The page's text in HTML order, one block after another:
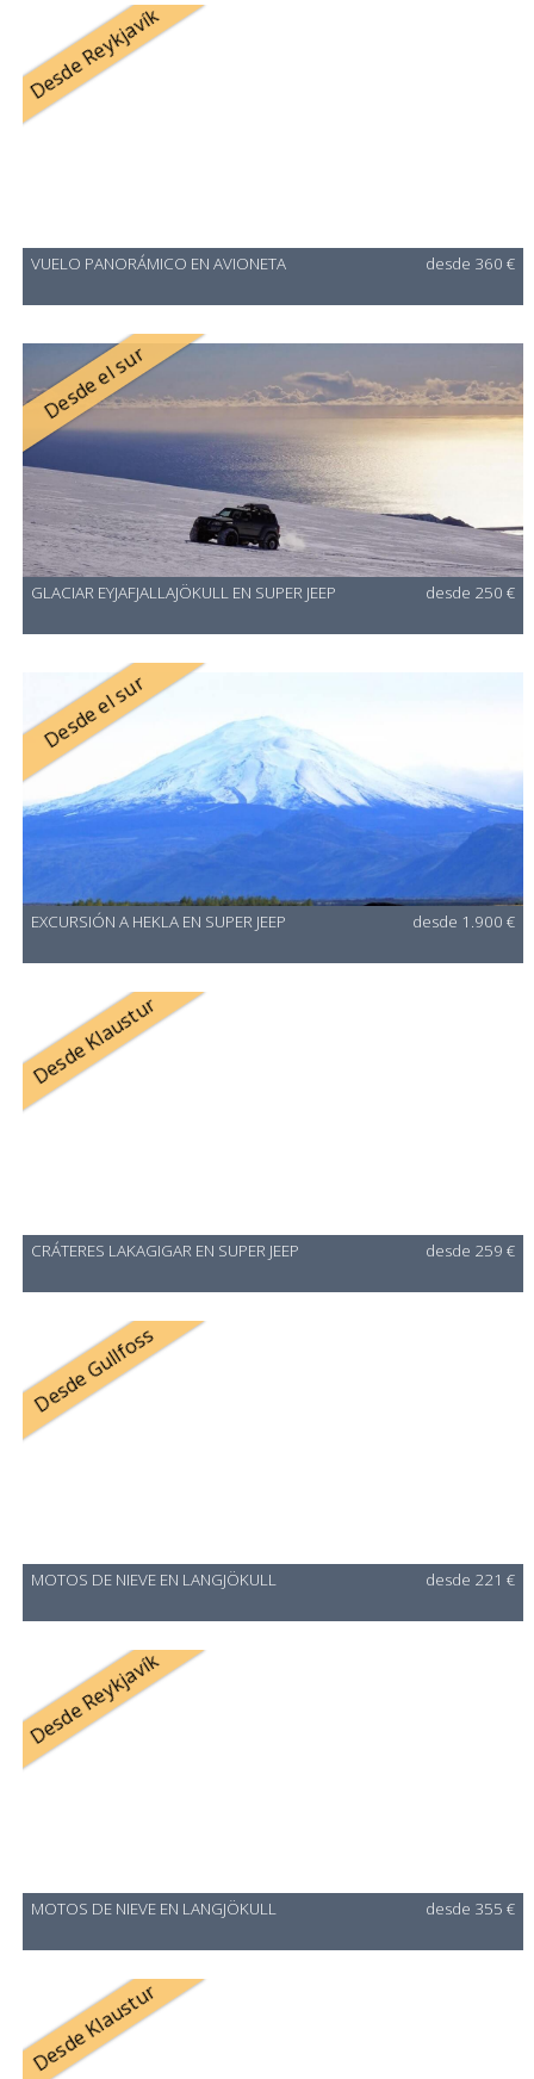
Desde Reykjavík
VUELO PANORÁMICO EN AVIONETA desde 360 €
Desde el sur
GLACIAR EYJAFJALLAJÖKULL EN SUPER JEEP desde 250 €
Desde el sur
EXCURSIÓN A HEKLA EN SUPER JEEP desde 1.900 €
Desde Klaustur
CRÁTERES LAKAGIGAR EN SUPER JEEP desde 259 €
Desde Gullfoss
MOTOS DE NIEVE EN LANGJÖKULL desde 221 €
Desde Reykjavík
MOTOS DE NIEVE EN LANGJÖKULL desde 355 €
Desde Klaustur